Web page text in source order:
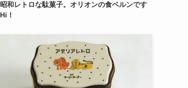
昭和レトロな駄菓子。オリオンの食ベルンです
Hi！